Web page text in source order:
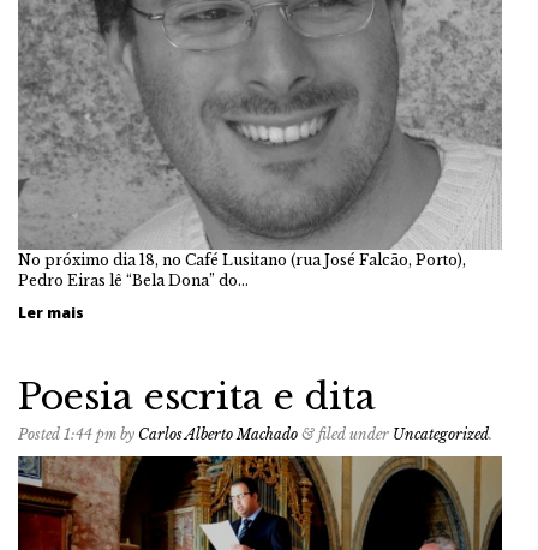
No próximo dia 18, no Café Lusitano (rua José Falcão, Porto),
Pedro Eiras lê “Bela Dona” do…
Ler mais
Poesia escrita e dita
Posted 1:44 pm by Carlos Alberto Machado & filed under Uncategorized.